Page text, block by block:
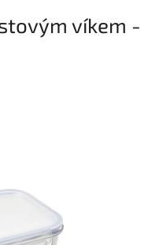
víkem -